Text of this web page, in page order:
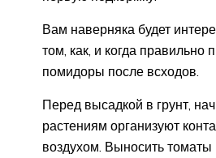
Вам наверняка будет
том, как, и когда правильно
помидоры после всходов.
Перед высадкой в грунт,
растениям организуют
воздухом. Выносить томаты